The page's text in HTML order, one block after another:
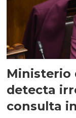
Ministerio
detecta
consulta